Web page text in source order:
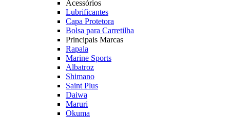
Acessórios
Lubrificantes
Capa Protetora
Bolsa para Carretilha
Principais Marcas
Rapala
Marine Sports
Albatroz
Shimano
Saint Plus
Daiwa
Maruri
Okuma